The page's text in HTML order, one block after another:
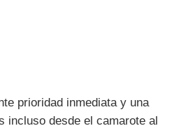
prioridad inmediata y una
incluso desde el camarote al